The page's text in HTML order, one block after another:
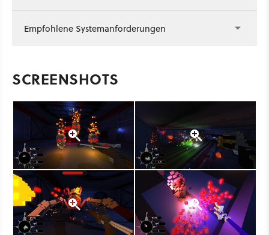
Empfohlene Systemanforderungen
SCREENSHOTS